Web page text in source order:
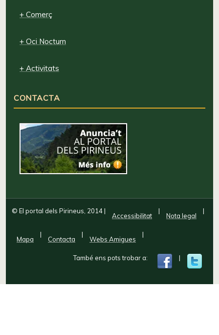
+ Comerç
+ Oci Nocturn
+ Activitats
CONTACTA
© El portal dels Pirineus, 2014|
Accessibilitat
|
Nota legal
|
Mapa
|
Contacta
|
Webs Amigues
|
També ens pots trobar a: |